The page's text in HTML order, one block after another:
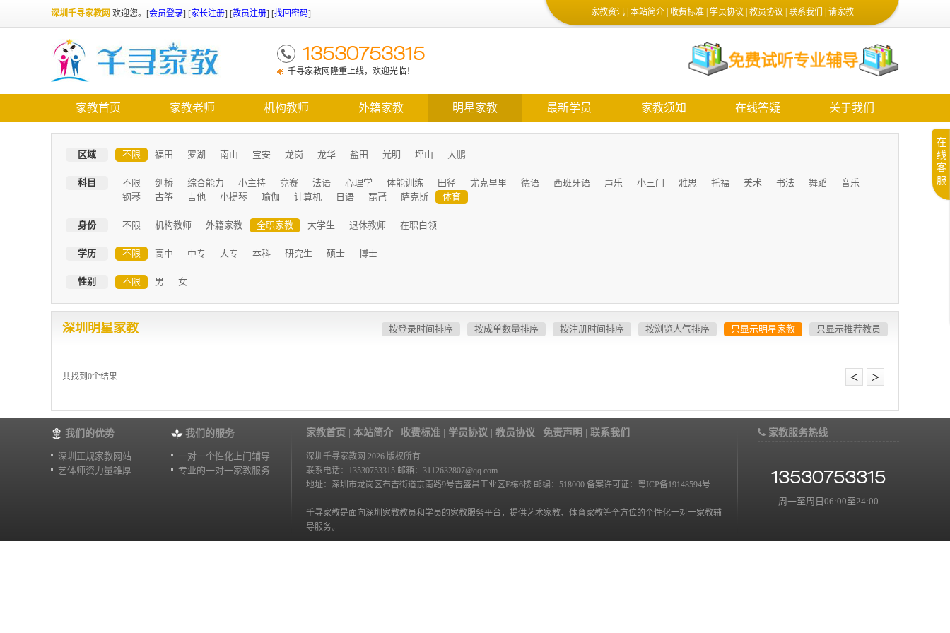
深圳千寻家教网 欢迎您。 [会员登录] [家长注册] [教员注册] [找回密码] 家教资讯 本站简介 收费标准 学员协议 教员协议 联系我们 请家教
13530753315
千寻家教网隆重上线，欢迎光临！
家教首页 家教老师 机构教师 外籍家教 明星家教 最新学员 家教须知 在线答疑 关于我们
区域 不限 福田 罗湖 南山 宝安 龙岗 龙华 盐田 光明 坪山 大鹏
科目 不限 剑桥 综合能力 小主持 竞赛 法语 心理学 体能训练 田径 尤克里里 德语 西班牙语 声乐 小三门 雅思 托福 美术 书法 舞蹈
音乐
钢琴
古筝 吉他 小提琴 瑜伽 计算机 日语 琵琶 萨克斯 体育
身份 不限 机构教师 外籍家教 全职家教 大学生 退休教师 在职白领
学历 不限 高中 中专 大专 本科 研究生 硕士 博士
性别 不限 男 女
深圳明星家教 按登录时间排序 按成单数量排序 按注册时间排序 按浏览人气排序 只显示明星家教 只显示推荐教员
＞
＜
共找到0个结果
我们的优势
深圳正规家教网站
艺体师资力量雄厚
我们的服务
一对一个性化上门辅导
专业的一对一家教服务
家教首页 本站简介 收费标准 学员协议 教员协议 免责声明 联系我们
深圳千寻家教网 2026 版权所有
联系电话：13530753315 邮箱：3112632807@qq.com
地址：深圳市龙岗区布吉街道京南路9号吉盛昌工业区E栋6楼 邮编：518000 备案许可证： 粤ICP备19148594号
千寻家教是面向深圳家教教员和学员的家教服务平台，提供艺术家教、体育家教等全方位的个性化一对一家教辅
导服务。
家教服务热线
13530753315
周一至周日06:00至24:00
在
线
客
服